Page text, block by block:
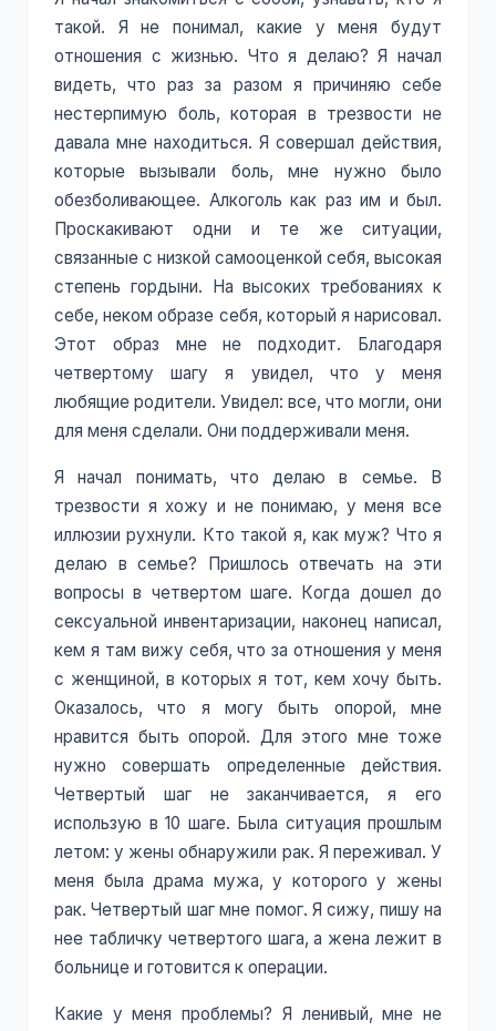
такой. Я не понимал, какие у меня будут
отношения с жизнью. Что я делаю? Я начал
видеть, что раз за разом я причиняю себе
нестерпимую боль, которая в трезвости не
давала мне находиться. Я совершал действия,
которые вызывали боль, мне нужно было
обезболивающее. Алкоголь как раз им и был.
Проскакивают одни и те же ситуации,
связанные с низкой самооценкой себя, высокая
степень гордыни. На высоких требованиях к
себе, неком образе себя, который я нарисовал.
Этот образ мне не подходит. Благодаря
четвертому шагу я увидел, что у меня
любящие родители. Увидел: все, что могли, они
для меня сделали. Они поддерживали меня.
Я начал понимать, что делаю в семье. В
трезвости я хожу и не понимаю, у меня все
иллюзии рухнули. Кто такой я, как муж? Что я
делаю в семье? Пришлось отвечать на эти
вопросы в четвертом шаге. Когда дошел до
сексуальной инвентаризации, наконец написал,
кем я там вижу себя, что за отношения у меня
с женщиной, в которых я тот, кем хочу быть.
Оказалось, что я могу быть опорой, мне
нравится быть опорой. Для этого мне тоже
нужно совершать определенные действия.
Четвертый шаг не заканчивается, я его
использую в 10 шаге. Была ситуация прошлым
летом: у жены обнаружили рак. Я переживал. У
меня была драма мужа, у которого у жены
рак. Четвертый шаг мне помог. Я сижу, пишу на
нее табличку четвертого шага, а жена лежит в
больнице и готовится к операции.
Какие у меня проблемы? Я ленивый, мне не